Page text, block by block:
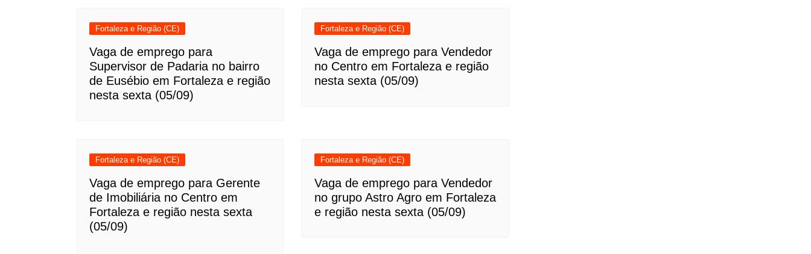
Fortaleza e Região (CE)
Vaga de emprego para
Supervisor de Padaria no bairro
de Eusébio em Fortaleza e região
nesta sexta (05/09)
Fortaleza e Região (CE)
Vaga de emprego para Vendedor
no Centro em Fortaleza e região
nesta sexta (05/09)
Fortaleza e Região (CE)
Vaga de emprego para Gerente
de Imobiliária no Centro em
Fortaleza e região nesta sexta
(05/09)
Fortaleza e Região (CE)
Vaga de emprego para Vendedor
no grupo Astro Agro em Fortaleza
e região nesta sexta (05/09)